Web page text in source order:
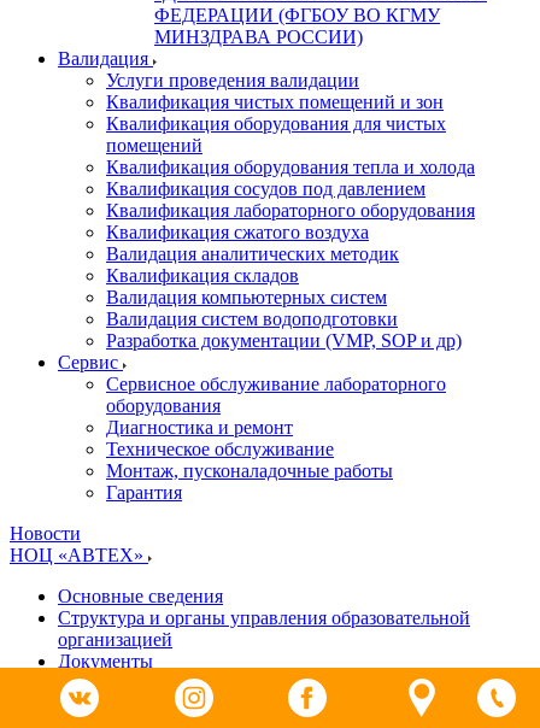
ФЕДЕРАЦИИ (ФГБОУ ВО КГМУ
МИНЗДРАВА РОССИИ)
Валидация
Услуги проведения валидации
Квалификация чистых помещений и зон
Квалификация оборудования для чистых
помещений
Квалификация оборудования тепла и холода
Квалификация сосудов под давлением
Квалификация лабораторного оборудования
Квалификация сжатого воздуха
Валидация аналитических методик
Квалификация складов
Валидация компьютерных систем
Валидация систем водоподготовки
Разработка документации (VMP, SOP и др)
Cервис
Сервисное обслуживание лабораторного
оборудования
Диагностика и ремонт
Техническое обслуживание
Монтаж, пусконаладочные работы
Гарантия
Новости
НОЦ «АВТЕХ»
Основные сведения
Структура и органы управления образовательной
организацией
Документы
Образование
Руководство. Педагогический (научно-педагогический)